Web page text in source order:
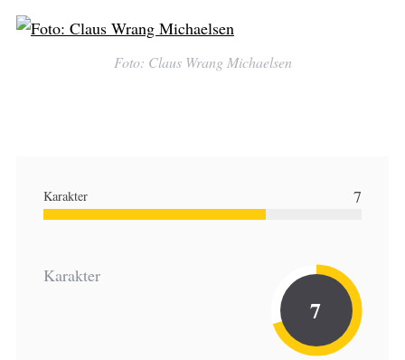
Foto: Claus Wrang Michaelsen
Karakter 7
Karakter
7